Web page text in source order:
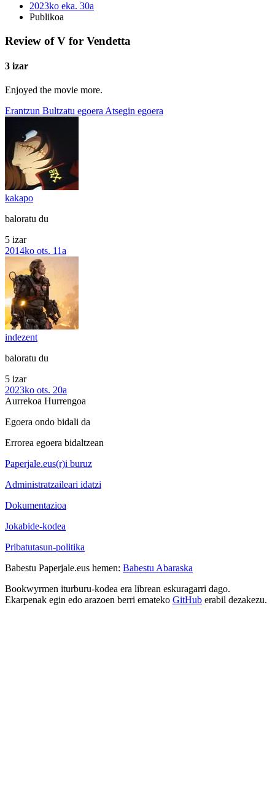
2023ko eka. 30a
Publikoa
Review of V for Vendetta
3 izar
Enjoyed the movie more.
Erantzun Bultzatu egoera Atsegin egoera
kakapo
baloratu du
5 izar
2014ko ots. 11a
indezent
baloratu du
5 izar
2023ko ots. 20a
Aurrekoa Hurrengoa
Egoera ondo bidali da
Errorea egoera bidaltzean
Paperjale.eus(r)i buruz
Administratzaileari idatzi
Dokumentazioa
Jokabide-kodea
Pribatutasun-politika
Babestu Paperjale.eus hemen: Babestu Abaraska
Bookwyrmen iturburu-kodea era librean eskuragarri dago.
Ekarpenak egin edo arazoen berri emateko GitHub erabil dezakezu.